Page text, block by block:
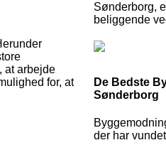
at arbejde
for, at
Sønderborg,
beliggende
De Bedste
Sønderborg
der har